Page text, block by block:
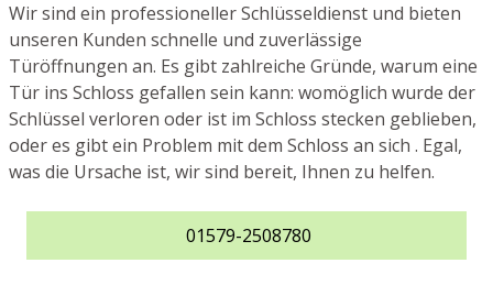
Wir sind ein professioneller Schlüsseldienst und bieten
unseren Kunden schnelle und zuverlässige
Türöffnungen an. Es gibt zahlreiche Gründe, warum eine
Tür ins Schloss gefallen sein kann: womöglich wurde der
Schlüssel verloren oder ist im Schloss stecken geblieben,
oder es gibt ein Problem mit dem Schloss an sich . Egal,
was die Ursache ist, wir sind bereit, Ihnen zu helfen.
01579-2508780